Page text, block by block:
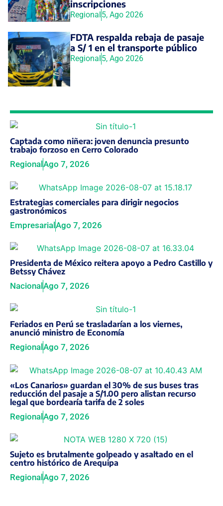
inscripciones
Regional 5, Ago 2026
FDTA respalda rebaja de pasaje
a S/ 1 en el transporte público
Regional 5, Ago 2026
Captada como niñera: joven denuncia presunto
trabajo forzoso en Cerro Colorado
RegionalAgo 7, 2026
Estrategias comerciales para dirigir negocios
gastronómicos
EmpresarialAgo 7, 2026
Presidenta de México reitera apoyo a Pedro Castillo y
Betssy Chávez
Nacional Ago 7, 2026
Feriados en Perú se trasladarían a los viernes,
anunció ministro de Economía
RegionalAgo 7, 2026
«Los Canarios» guardan el 30% de sus buses tras
reducción del pasaje a S/1.00 pero alistan recurso
legal que bordearía tarifa de 2 soles
RegionalAgo 7, 2026
Sujeto es brutalmente golpeado y asaltado en el
centro histórico de Arequipa
Regional Ago 7, 2026